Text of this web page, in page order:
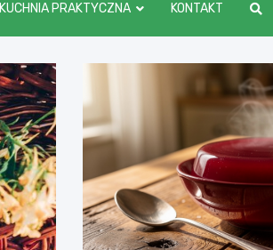
KUCHNIA PRAKTYCZNA KONTAKT